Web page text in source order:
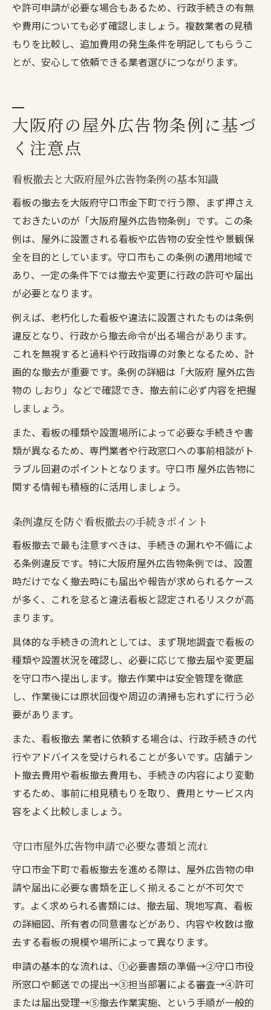
や許可申請が必要な場合もあるため、行政手続きの有無
や費用についても必ず確認しましょう。複数業者の見積
もりを比較し、追加費用の発生条件を明記してもらうこ
とが、安心して依頼できる業者選びにつながります。
大阪府の屋外広告物条例に基づ
く注意点
看板撤去と大阪府屋外広告物条例の基本知識
看板の撤去を大阪府守口市金下町で行う際、まず押さえ
ておきたいのが「大阪府屋外広告物条例」です。この条
例は、屋外に設置される看板や広告物の安全性や景観保
全を目的としています。守口市もこの条例の適用地域で
あり、一定の条件下では撤去や変更に行政の許可や届出
が必要となります。
例えば、老朽化した看板や違法に設置されたものは条例
違反となり、行政から撤去命令が出る場合があります。
これを無視すると過料や行政指導の対象となるため、計
画的な撤去が重要です。条例の詳細は「大阪府 屋外広告
物の しおり」などで確認でき、撤去前に必ず内容を把握
しましょう。
また、看板の種類や設置場所によって必要な手続きや書
類が異なるため、専門業者や行政窓口への事前相談がト
ラブル回避のポイントとなります。守口市 屋外広告物に
関する情報も積極的に活用しましょう。
条例違反を防ぐ看板撤去の手続きポイント
看板撤去で最も注意すべきは、手続きの漏れや不備によ
る条例違反です。特に大阪府屋外広告物条例では、設置
時だけでなく撤去時にも届出や報告が求められるケース
が多く、これを怠ると違法看板と認定されるリスクが高
まります。
具体的な手続きの流れとしては、まず現地調査で看板の
種類や設置状況を確認し、必要に応じて撤去届や変更届
を守口市へ提出します。撤去作業中は安全管理を徹底
し、作業後には原状回復や周辺の清掃も忘れずに行う必
要があります。
また、看板撤去 業者に依頼する場合は、行政手続きの代
行やアドバイスを受けられることが多いです。店舗テン
ト撤去費用や看板撤去費用も、手続きの内容により変動
するため、事前に相見積もりを取り、費用とサービス内
容をよく比較しましょう。
守口市屋外広告物申請で必要な書類と流れ
守口市金下町で看板撤去を進める際は、屋外広告物の申
請や届出に必要な書類を正しく揃えることが不可欠で
す。よく求められる書類には、撤去届、現地写真、看板
の詳細図、所有者の同意書などがあり、内容や枚数は撤
去する看板の規模や場所によって異なります。
申請の基本的な流れは、①必要書類の準備→②守口市役
所窓口や郵送での提出→③担当部署による審査→④許可
または届出受理→⑤撤去作業実施、という手順が一般的